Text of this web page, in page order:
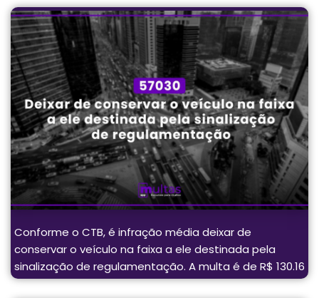
Conforme o CTB, é infração média deixar de
conservar o veículo na faixa a ele destinada pela
sinalização de regulamentação. A multa é de R$ 130.16